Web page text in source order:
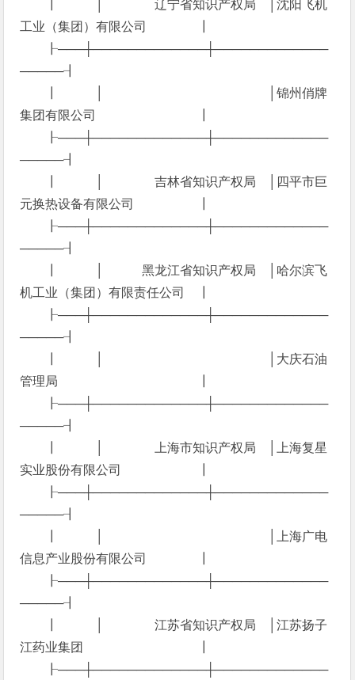
┃ │ 辽宁省知识产权局 │沈阳飞机
工业（集团）有限公司 ┃
┠───┼─────────────┼─────────────
─────┨
┃ │ │锦州俏牌
集团有限公司 ┃
┠───┼─────────────┼─────────────
─────┨
┃ │ 吉林省知识产权局 │四平市巨
元换热设备有限公司 ┃
┠───┼─────────────┼─────────────
─────┨
┃ │ 黑龙江省知识产权局 │哈尔滨飞
机工业（集团）有限责任公司 ┃
┠───┼─────────────┼─────────────
─────┨
┃ │ │大庆石油
管理局 ┃
┠───┼─────────────┼─────────────
─────┨
┃ │ 上海市知识产权局 │上海复星
实业股份有限公司 ┃
┠───┼─────────────┼─────────────
─────┨
┃ │ │上海广电
信息产业股份有限公司 ┃
┠───┼─────────────┼─────────────
─────┨
┃ │ 江苏省知识产权局 │江苏扬子
江药业集团 ┃
┠───┼─────────────┼─────────────